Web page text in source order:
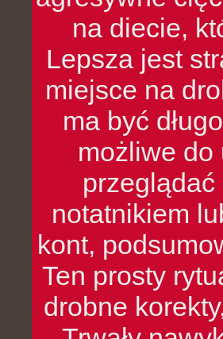
na diecie,
Lepsza jest
miejsce na
ma być
możliwe do
notatnikiem
kont,
Ten prosty
drobne